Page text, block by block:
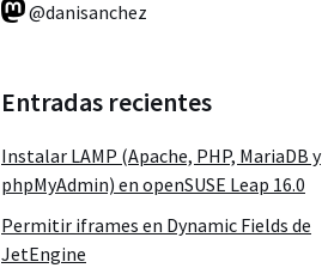
@danisanchez
Entradas recientes
Instalar LAMP (Apache, PHP, MariaDB y
phpMyAdmin) en openSUSE Leap 16.0
Permitir iframes en Dynamic Fields de
JetEngine